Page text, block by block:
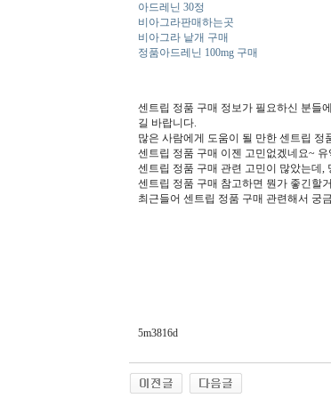
아드레닌 30정
비아그라판매하는곳
비아그라 낱개 구매
정품아드레닌 100mg 구매
센트립 정품 구매 정보가 필요하신 분들
길 바랍니다.
많은 사람에게 도움이 될 만한 센트립
센트립 정품 구매 이젠 고민없겠네요~
센트립 정품 구매 관련 고민이 많았는데,
센트립 정품 구매 참고하면 뭔가 좋긴할
최근들어 센트립 정품 구매 관련해서 궁
5m3816d